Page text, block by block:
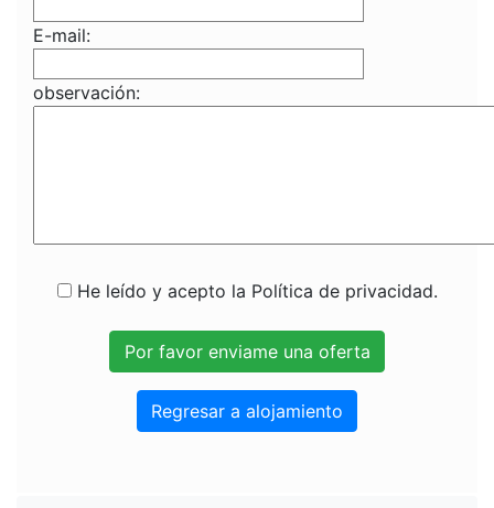
E-mail:
observación:
He leído y acepto la Política de privacidad.
Regresar a alojamiento